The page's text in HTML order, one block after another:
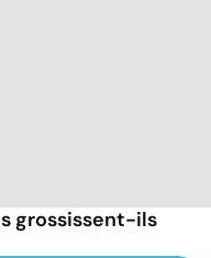
grossissent-ils